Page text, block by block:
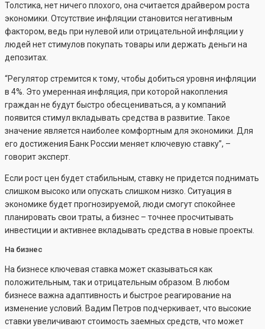
Толстика, нет ничего плохого, она считается драйвером роста
экономики. Отсутствие инфляции становится негативным
фактором, ведь при нулевой или отрицательной инфляции у
людей нет стимулов покупать товары или держать деньги на
депозитах.
“Регулятор стремится к тому, чтобы добиться уровня инфляции
в 4%. Это умеренная инфляция, при которой накопления
граждан не будут быстро обесцениваться, а у компаний
появится стимул вкладывать средства в развитие. Такое
значение является наиболее комфортным для экономики. Для
его достижения Банк России меняет ключевую ставку”, –
говорит эксперт.
Если рост цен будет стабильным, ставку не придется поднимать
слишком высоко или опускать слишком низко. Ситуация в
экономике будет прогнозируемой, люди смогут спокойнее
планировать свои траты, а бизнес – точнее просчитывать
инвестиции и активнее вкладывать средства в новые проекты.
На бизнес
На бизнесе ключевая ставка может сказываться как
положительным, так и отрицательным образом. В любом
бизнесе важна адаптивность и быстрое реагирование на
изменение условий. Вадим Петров подчеркивает, что высокие
ставки увеличивают стоимость заемных средств, что может